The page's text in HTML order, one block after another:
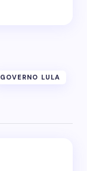
GOVERNO LULA